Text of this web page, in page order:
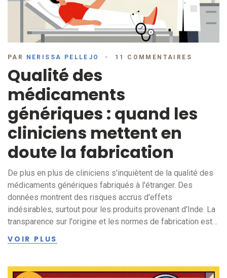
PAR NERISSA PELLEJO 11 COMMENTAIRES
Qualité des
médicaments
génériques : quand les
cliniciens mettent en
doute la fabrication
De plus en plus de cliniciens s'inquiètent de la qualité des
médicaments génériques fabriqués à l'étranger. Des
données montrent des risques accrus d'effets
indésirables, surtout pour les produits provenant d'Inde. La
transparence sur l'origine et les normes de fabrication est
VOIR PLUS